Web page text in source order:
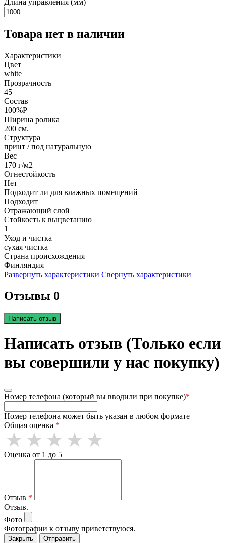
Длина управления (мм)
Товара нет в наличии
Характеристики
Цвет
white
Прозрачность
45
Состав
100%P
Ширина ролика
200 см.
Структура
принт / под натуральную
Вес
170 г/м2
Огнестойкость
Нет
Подходит ли для влажных помещений
Подходит
Отражающий слой
Стойкость к выцветанию
1
Уход и чистка
сухая чистка
Страна происхождения
Финляндия
Развернуть характеристики Свернуть характеристики
Отзывы 0
Написать отзыв
Написать отзыв (Только если
вы совершили у нас покупку)
Номер телефона (который вы вводили при покупке)*
Номер телефона может быть указан в любом формате
Общая оценка *
Оценка от 1 до 5
Отзыв *
Отзыв.
Фото
Фотографии к отзыву приветствуюся.
Закрыть Отправить